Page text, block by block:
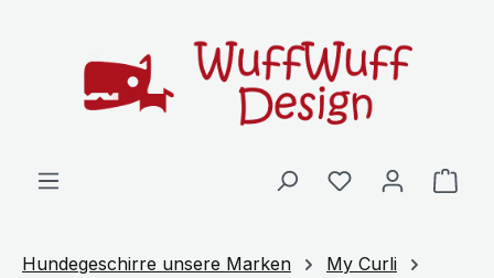
Hundegeschirre unsere Marken
My Curli